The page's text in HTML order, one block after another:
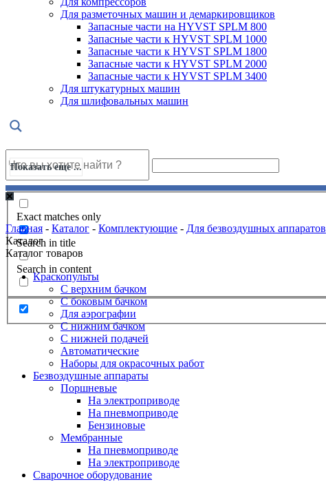
Для разметочных машин и демаркировщиков
Запасные части на HYVST SPLM 800
Запасные части к HYVST SPLM 1000
Запасные части к HYVST SPLM 1800
Запасные части к HYVST SPLM 2000
Запасные части к HYVST SPLM 3400
Для штукатурных машин
Для шлифовальных машин
Показать еще ...
Exact matches only
Search in title
Search in content
Главная - Каталог - Комплектующие - Для безвоздушных аппаратов
Каталог
Каталог товаров
Краскопульты
С верхним бачком
С боковым бачком
Для аэрографии
С нижним бачком
С нижней подачей
Автоматические
Наборы для окрасочных работ
Безвоздушные аппараты
Поршневые
На электроприводе
На пневмоприводе
Бензиновые
Мембранные
На пневмоприводе
На электроприводе
Сварочное оборудование